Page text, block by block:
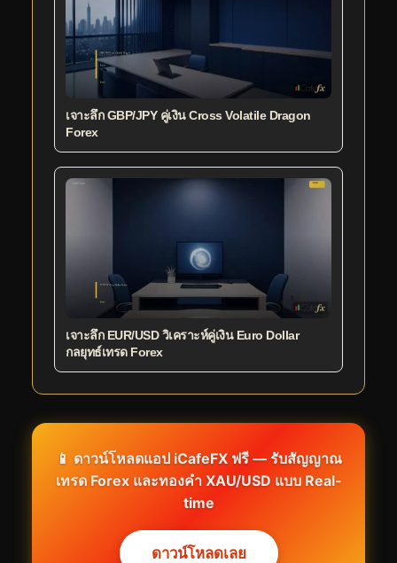
เจาะลึก GBP/JPY คู่เงิน Cross Volatile Dragon
Forex
เจาะลึก EUR/USD วิเคราะห์คู่เงิน Euro Dollar
กลยุทธ์เทรด Forex
📱 ดาวน์โหลดแอป iCafeFX ฟรี — รับสัญญาณ
เทรด Forex และทองคำ XAU/USD แบบ Real-
time
ดาวน์โหลดเลย